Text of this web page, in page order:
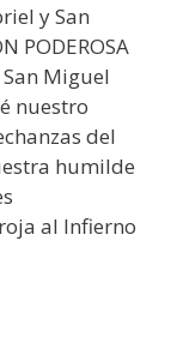
y San
PODEROSA
Miguel
nuestro
del
humilde
al Infierno